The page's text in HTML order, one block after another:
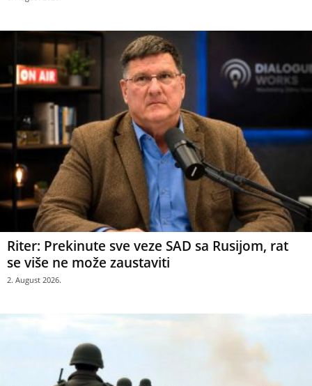
Riter: Prekinute sve veze SAD sa Rusijom, rat
se više ne može zaustaviti
2. August 2026.